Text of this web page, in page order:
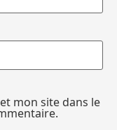
mon site dans le